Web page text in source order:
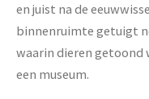
en juist na de
binnenruimte getuigt
waarin dieren getoond
een museum.